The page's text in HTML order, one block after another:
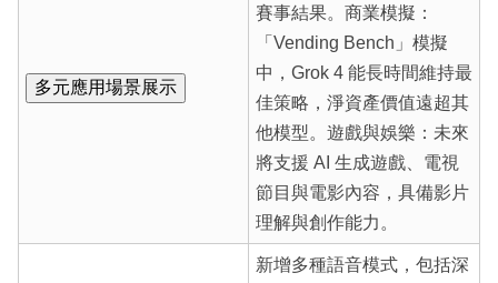
多元應用場景展示
賽事結果。商業模擬：
「Vending Bench」模擬
中，Grok 4 能長時間維持最
佳策略，淨資產價值遠超其
他模型。遊戲與娛樂：未來
將支援 AI 生成遊戲、電視
節目與電影內容，具備影片
理解與創作能力。
新增多種語音模式，包括深